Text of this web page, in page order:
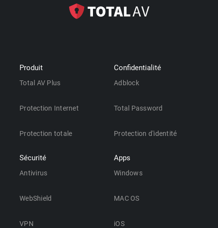
Produit
Total AV Plus
Protection Internet
Protection totale
Sécurité
Antivirus
WebShield
VPN
Confidentialité
Adblock
Total Password
Protection d'identité
Apps
Windows
MAC OS
iOS